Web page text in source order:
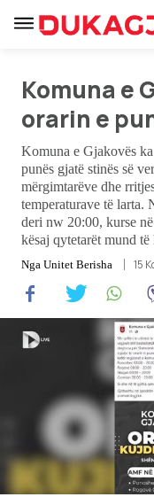
Lajme
Sport
Pikëpamje
Art Jete
Kulturë
Showbiz
Ekonomi
Teknologji
Komuna e
orarin e
Komuna e Gjakovës
punës gjatë stinës së
mërgimtarëve dhe
temperaturave të larta.
deri nw 20:00, kurse
kësaj qytetarët mund
Nga Unitet Berisha 15